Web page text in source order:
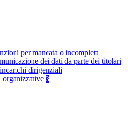
per mancata o incompleta
dei dati da parte dei titolari
dirigenziali
organizzative 3